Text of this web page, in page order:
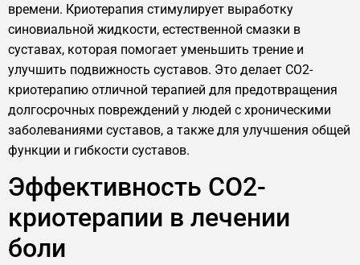
времени. Криотерапия стимулирует выработку
синовиальной жидкости, естественной смазки в
суставах, которая помогает уменьшить трение и
улучшить подвижность суставов. Это делает CO2-
криотерапию отличной терапией для предотвращения
долгосрочных повреждений у людей с хроническими
заболеваниями суставов, а также для улучшения общей
функции и гибкости суставов.
Эффективность CO2-
криотерапии в лечении
боли